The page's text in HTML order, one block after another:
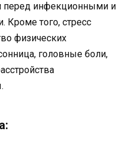
перед инфекционными и
Кроме того, стресс
физических
головные боли,